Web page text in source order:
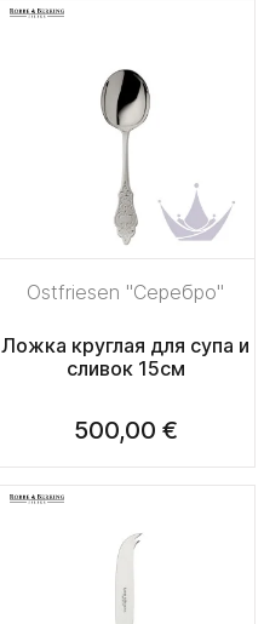
Ostfriesen "Серебро"
Ложка круглая для супа и
сливок 15см
500,00 €